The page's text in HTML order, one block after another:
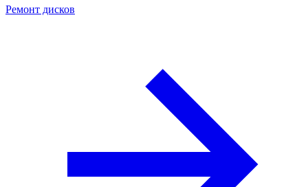
Ремонт дисков